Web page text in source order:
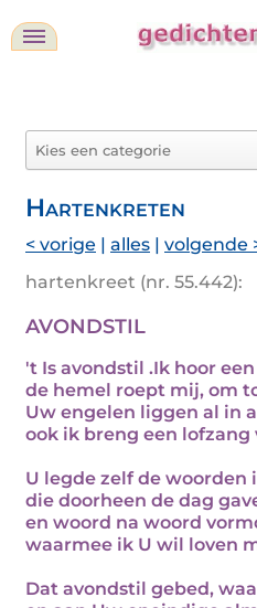
Hartenkreten
< vorige | alles | volgende
hartenkreet (nr. 55.442):
AVONDSTIL
't Is avondstil .Ik hoor
de hemel roept mij, om
Uw engelen liggen al in
ook ik breng een lofzang
U legde zelf de woorden
die doorheen de dag
en woord na woord
waarmee ik U wil loven
Dat avondstil gebed,